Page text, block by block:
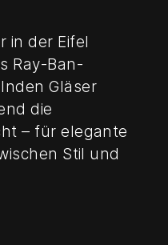
in der Eifel
Ray-Ban-
Gläser
die
– für elegante
Stil und